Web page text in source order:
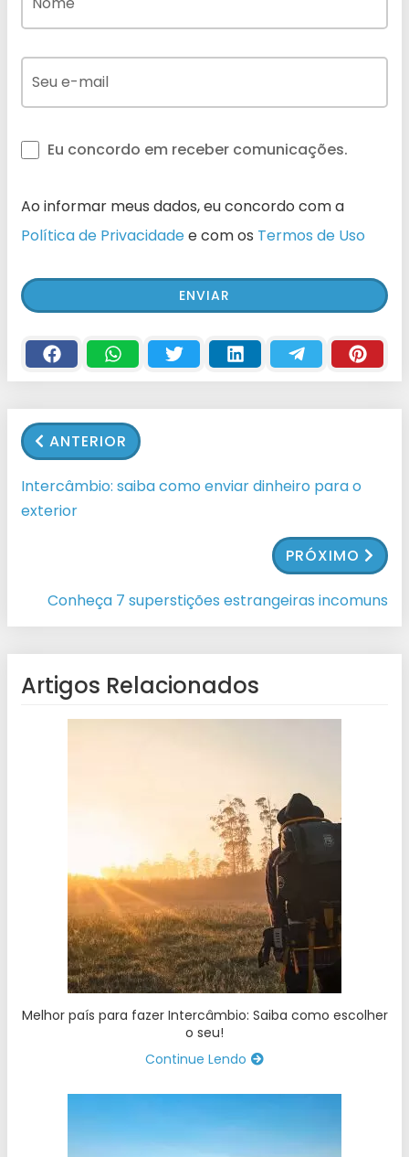
Eu concordo em receber comunicações.
Ao informar meus dados, eu concordo com a
Política de Privacidadee com os Termos de Uso
ANTERIOR
Intercâmbio: saiba como enviar dinheiro para o
exterior
PRÓXIMO
Conheça 7 superstições estrangeiras incomuns
Artigos Relacionados
Melhor país para fazer Intercâmbio: Saiba como escolher
o seu!
Continue Lendo